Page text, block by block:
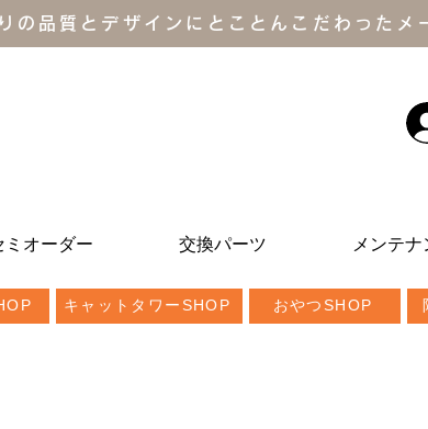
の品質とデザインにとことんこだわったメ
ミオーダー 交換パーツ メンテナ
キャットタワーSHOP おやつSHOP